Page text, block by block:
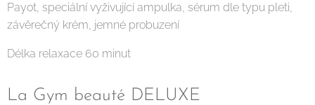
Payot, speciální vyživující ampulka, sérum dle typu pleti,
závěrečný krém, jemné probuzení
Délka relaxace 60 minut
La Gym beauté DELUXE